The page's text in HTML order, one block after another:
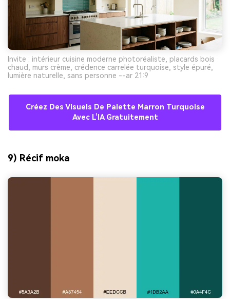
Invite : intérieur cuisine moderne photoréaliste, placards bois
chaud, murs crème, crédence carrelée turquoise, style épuré,
lumière naturelle, sans personne --ar 21:9
Créez Des Visuels De Palette Marron Turquoise
Avec L’IA Gratuitement
9) Récif moka